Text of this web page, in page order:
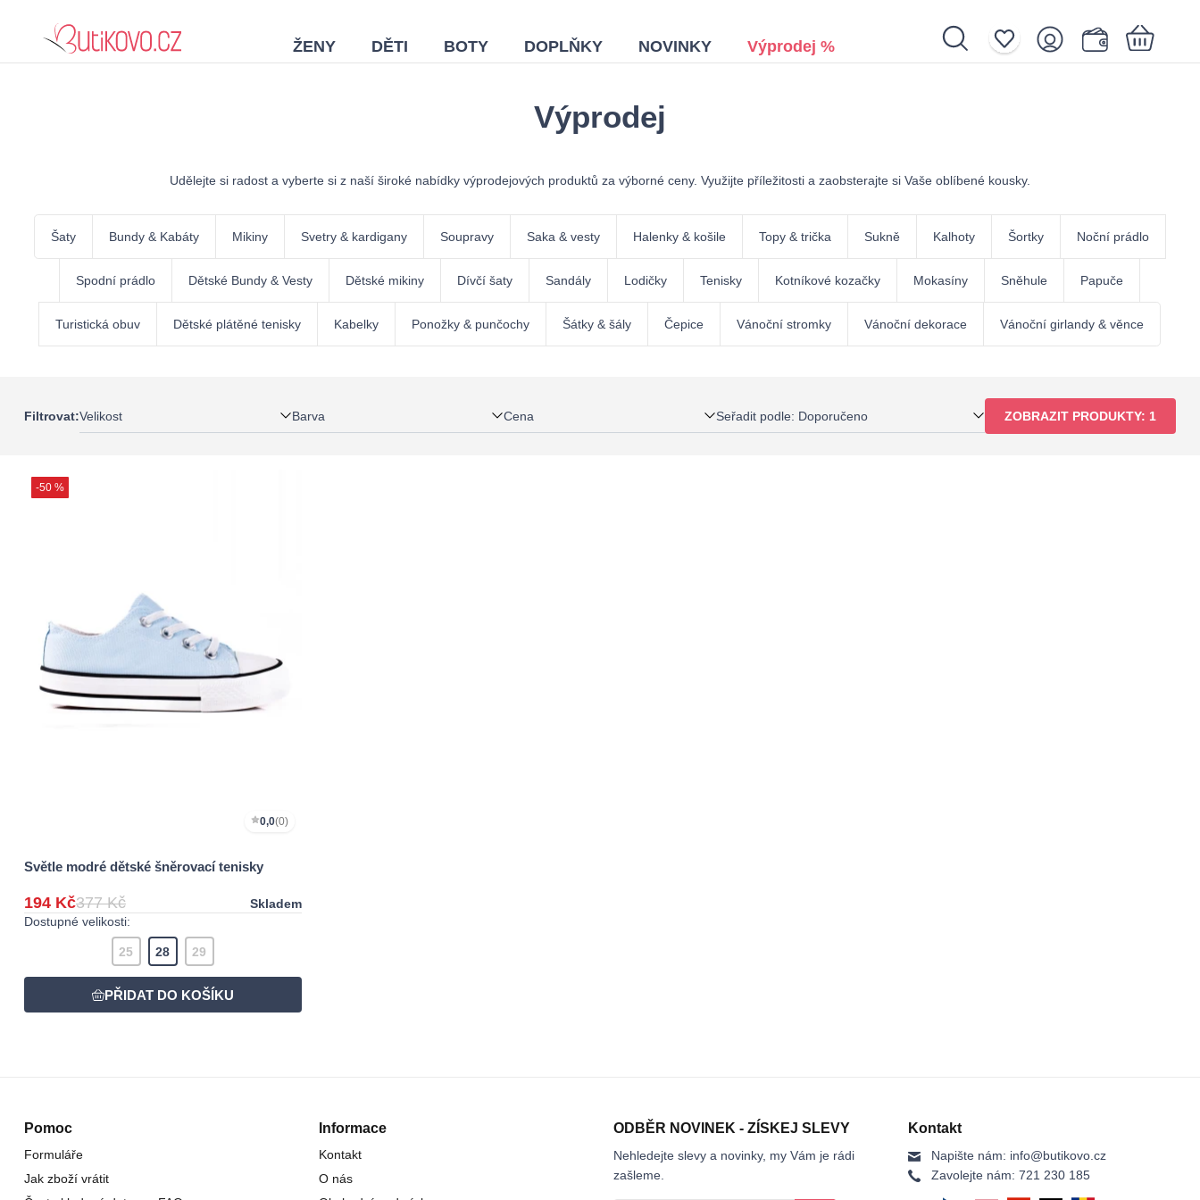
ŽENY DĚTI BOTY DOPLŇKY NOVINKY Výprodej %
Výprodej
Udělejte si radost a vyberte si z naší široké nabídky výprodejových produktů za výborné ceny. Využijte příležitosti a zaobsterajte si Vaše oblíbené kousky.
Šaty Bundy & Kabáty Mikiny Svetry & kardigany Soupravy Saka & vesty Halenky & košile Topy & trička Sukně Kalhoty Šortky Noční prádlo
Spodní prádlo Dětské Bundy & Vesty Dětské mikiny Dívčí šaty Sandály Lodičky Tenisky Kotníkové kozačky Mokasíny Sněhule Papuče
Turistická obuv Dětské plátěné tenisky Kabelky Ponožky & punčochy Šátky & šály Čepice Vánoční stromky Vánoční dekorace Vánoční girlandy & věnce
Filtrovat:Velikost Barva Cena Seřadit podle: Doporučeno ZOBRAZIT PRODUKTY: 1
-50 %
0,0(0)
Světle modré dětské šněrovací tenisky
194 Kč377 Kč
Skladem
Dostupné velikosti:
25 28 29
Pomoc
Formuláře
Jak zboží vrátit
Informace
Kontakt
O nás
ODBĚR NOVINEK - ZÍSKEJ SLEVY
Nehledejte slevy a novinky, my Vám je rádi
zašleme.
Kontakt
Napište nám: info@butikovo.cz
Zavolejte nám: 721 230 185